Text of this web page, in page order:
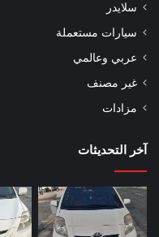
سلايدر
سيارات مستعملة
عربي وعالمي
غير مصنف
مزادات
آخر التحديثات